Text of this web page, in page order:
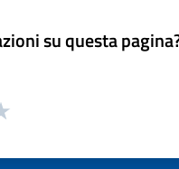
su questa